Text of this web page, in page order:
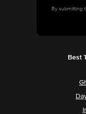
By submitting
Best